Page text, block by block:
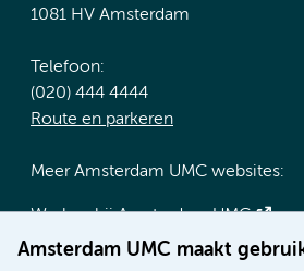
Amsterdam UMC maakt
1081 HV Amsterdam
Telefoon:
(020) 444 4444
Route en parkeren
Meer Amsterdam UMC websites:
Werken bij Amsterdam UMC
Over Amsterdam UMC